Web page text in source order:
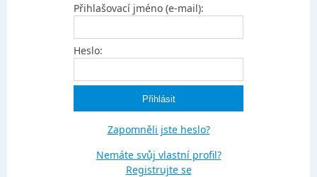
Přihlašovací jméno (e-mail):
Heslo:
Zapomněli jste heslo?
Nemáte svůj vlastní profil?
Registrujte se